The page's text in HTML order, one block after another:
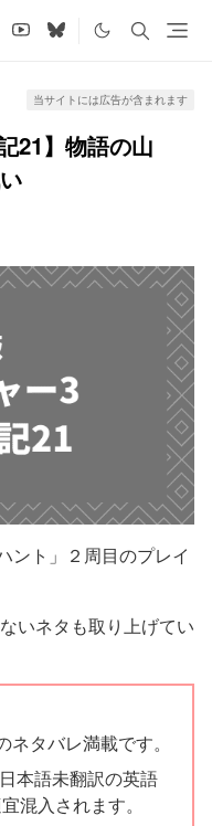
当サイトには広告が含まれます
21】物語の山
ント」２周目のプレイ
いネタも取り上げてい
タバレ満載です。
本語未翻訳の英語
混入されます。